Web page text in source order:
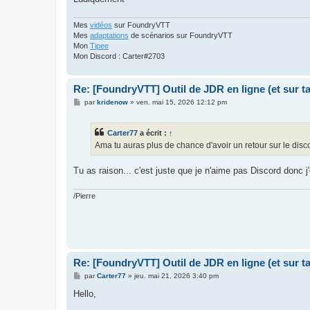
Mes vidéos sur FoundryVTT
Mes adaptations de scénarios sur FoundryVTT
Mon Tipee
Mon Discord : Carter#2703
Re: [FoundryVTT] Outil de JDR en ligne (et sur
Mparkridenow» ven. mai 15, 2026 12:12 pm
Carter77 a écrit : ↑
Ama tu auras plus de chance d'avoir un retour sur le
Tu as raison... c'est juste que je n'aime pas Discord donc
/Pierre
Re: [FoundryVTT] Outil de JDR en ligne (et sur
M
s
parCarter77» jeu. mai 21, 2026 3:40 pm
Hello,